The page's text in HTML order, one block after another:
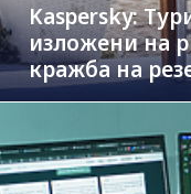
Kaspersky:
изложени на
кражба на